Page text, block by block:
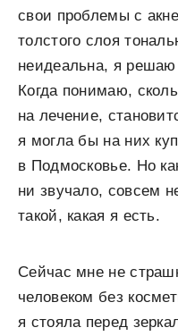
свои проблемы с
толстого слоя
неидеальна, я
Когда понимаю,
на лечение,
я могла бы на них
в Подмосковье. Но
ни звучало, совсем
такой, какая я есть.
Сейчас мне не
человеком без
я стояла перед